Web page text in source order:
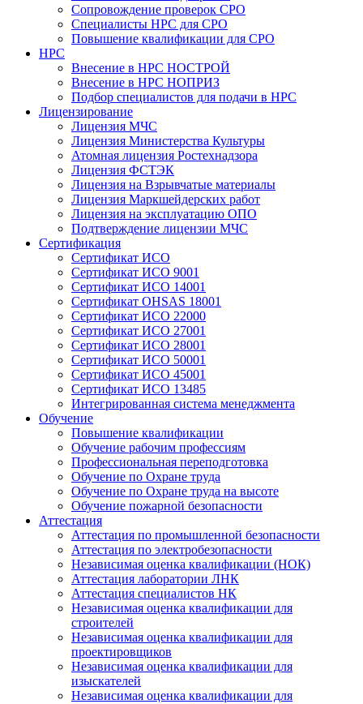
Сопровождение проверок СРО
Специалисты НРС для СРО
Повышение квалификации для СРО
НРС
Внесение в НРС НОСТРОЙ
Внесение в НРС НОПРИЗ
Подбор специалистов для подачи в НРС
Лицензирование
Лицензия МЧС
Лицензия Министерства Культуры
Атомная лицензия Ростехнадзора
Лицензия ФСТЭК
Лицензия на Взрывчатые материалы
Лицензия Маркшейдерских работ
Лицензия на эксплуатацию ОПО
Подтверждение лицензии МЧС
Сертификация
Сертификат ИСО
Сертификат ИСО 9001
Сертификат ИСО 14001
Сертификат OHSAS 18001
Сертификат ИСО 22000
Сертификат ИСО 27001
Сертификат ИСО 28001
Сертификат ИСО 50001
Сертификат ИСО 45001
Сертификат ИСО 13485
Интегрированная система менеджмента
Обучение
Повышение квалификации
Обучение рабочим профессиям
Профессиональная переподготовка
Обучение по Охране труда
Обучение по Охране труда на высоте
Обучение пожарной безопасности
Аттестация
Аттестация по промышленной безопасности
Аттестация по электробезопасности
Независимая оценка квалификации (НОК)
Аттестация лаборатории ЛНК
Аттестация специалистов НК
Независимая оценка квалификации для
строителей
Независимая оценка квалификации для
проектировщиков
Независимая оценка квалификации для
изыскателей
Независимая оценка квалификации для